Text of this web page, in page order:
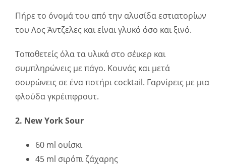
Πήρε το όνομά του από την αλυσίδα εστιατορίων
του Λος Άντζελες και είναι γλυκό όσο και ξινό.
Τοποθετείς όλα τα υλικά στο σέικερ και
συμπληρώνεις με πάγο. Κουνάς και μετά
σουρώνεις σε ένα ποτήρι cocktail. Γαρνίρεις με μια
φλούδα γκρέιπφρουτ.
2. New York Sour
60 ml ουίσκι
45 ml σιρόπι ζάχαρης